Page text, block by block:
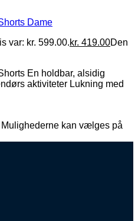
Dame
var: kr. 599.00.kr. 419.00Den
En holdbar, alsidig
aktiviteter Lukning med
Mulighederne kan vælges på